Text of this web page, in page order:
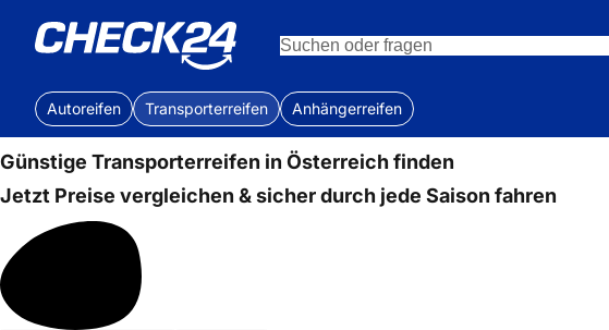
Autoreifen Transporterreifen Anhängerreifen
Günstige Transporterreifen in Österreich finden
Jetzt Preise vergleichen & sicher durch jede Saison fahren